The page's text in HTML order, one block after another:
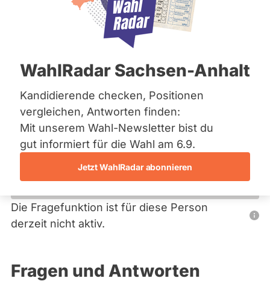
Bremen
Hamburg
Mecklenburg-Vorpommern
Nordrhein-Westfalen
Saarland
Sachsen
Sachsen-Anhalt
Sachsen-Anhalt
Schleswig-Holstein
Thüringen
Archiv
Über uns
WahlRadar Sachsen-Anhalt
Kandidierende checken, Positionen
vergleichen, Antworten finden:
Mit unserem Wahl-Newsletter bist du
gut informiert für die Wahl am 6.9.
Jetzt WahlRadar abonnieren
Reiter
Alexander Engel
FDP
Dieser Politiker hat kein aktuelles und kein zukünftiges
Mandat und keine Direktandidatur auf Landes-, Bundes-
oder EU-Ebene. Mögliche Kandidaturen über eine
Wahlliste werden bei uns nicht erfasst.
Die Fragefunktion ist für diese Person
derzeit nicht aktiv.
Nur
aktiven
Fragen und Antworten